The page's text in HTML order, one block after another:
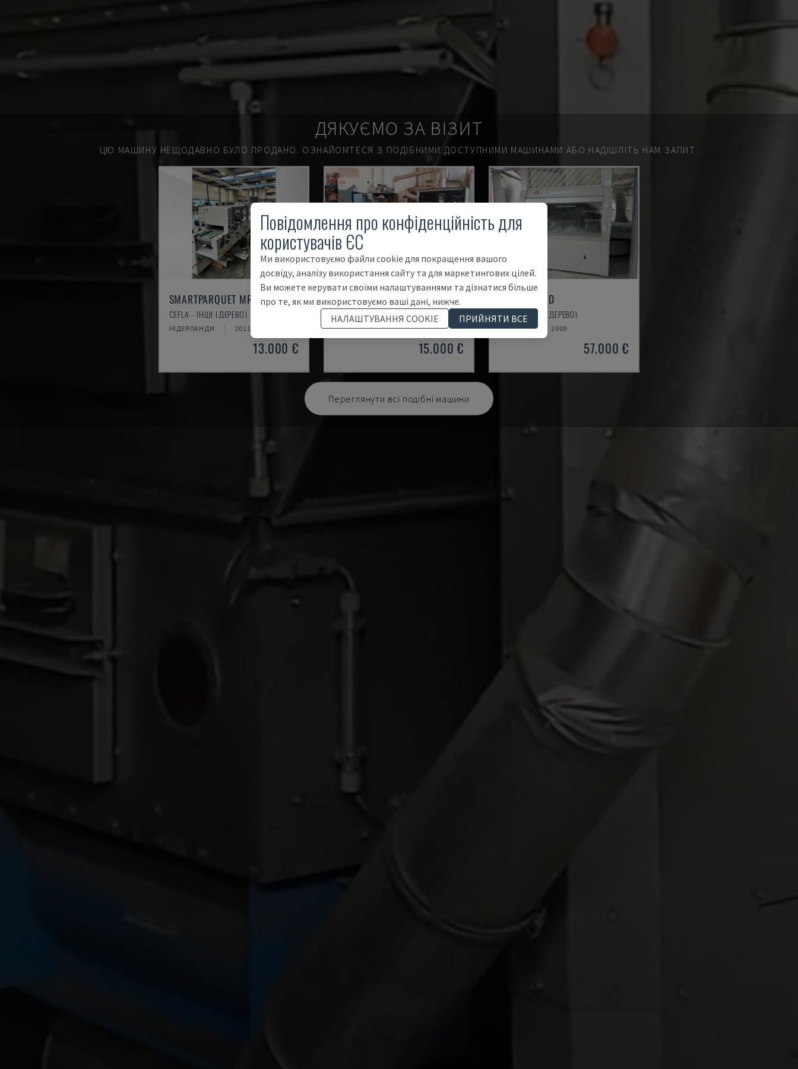
ДЯКУЄМО ЗА ВІЗИТ
ЦЮ МАШИНУ НЕЩОДАВНО БУЛО ПРОДАНО. ОЗНАЙОМТЕСЯ З ПОДІБНИМИ ДОСТУПНИМИ МАШИНАМИ АБО НАДІШЛІТЬ НАМ ЗАПИТ.
SMARTPARQUET MRF-2VS/300
CEFLA - ІНШІ (ДЕРЕВО)
НІДЕРЛАНДИ 2011
13.000 €
T4TL
SAC - ІНШІ (ДЕРЕВО)
ІТАЛІЯ 2004
15.000 €
EASY 2000 D
CEFLA - ІНШІ (ДЕРЕВО)
ПОЛЬЩА 2009
57.000 €
Переглянути всі подібні машини
Повідомлення про конфіденційність для
користувачів ЄС
Ми використовуємо файли cookie для покращення вашого
досвіду, аналізу використання сайту та для маркетингових цілей.
Ви можете керувати своїми налаштуваннями та дізнатися більше
про те, як ми використовуємо ваші дані, нижче.
НАЛАШТУВАННЯ COOKIE
ПРИЙНЯТИ ВСЕ